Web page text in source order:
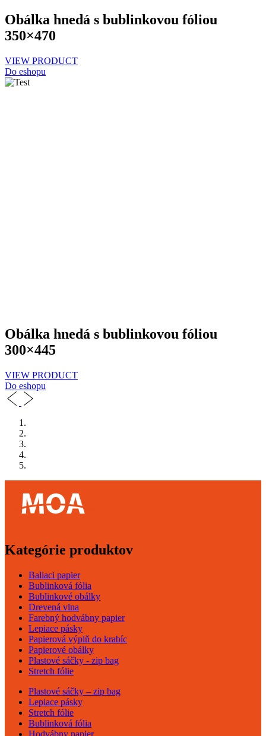
Obálka hnedá s bublinkovou fóliou
350×470
VIEW PRODUCT
Do eshopu
Obálka hnedá s bublinkovou fóliou
300×445
VIEW PRODUCT
Do eshopu
Kategórie produktov
Baliaci papier
Bublinková fólia
Bublinkové obálky
Drevená vlna
Farebný hodvábny papier
Lepiace pásky
Papierová výplň do krabíc
Papierové obálky
Plastové sáčky - zip bag
Stretch fólie
Plastové sáčky – zip bag
Lepiace pásky
Stretch fólie
Bublinková fólia
Hodvábny papier